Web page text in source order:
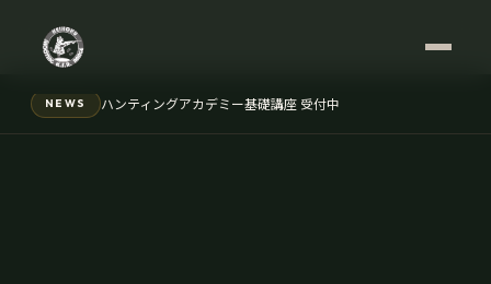
NEWS ハンティングアカデミー基礎講座 受付中